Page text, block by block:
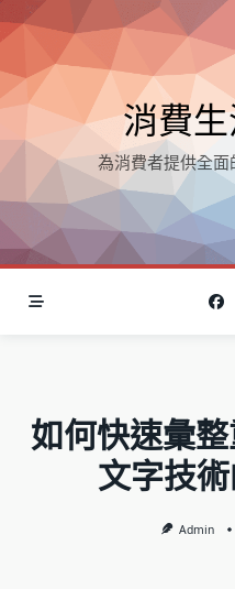
Skip
to
content
消費
為消費者提供全
如何快速彙
文字技
Admin